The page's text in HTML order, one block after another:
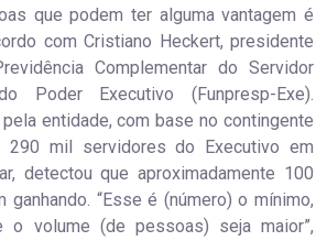
que podem ter alguma vantagem é
com Cristiano Heckert, presidente
Complementar do Servidor
Poder Executivo (Funpresp-Exe).
entidade, com base no contingente
mil servidores do Executivo em
detectou que aproximadamente 100
“Esse é (número) o mínimo,
volume (de pessoas) seja maior”,